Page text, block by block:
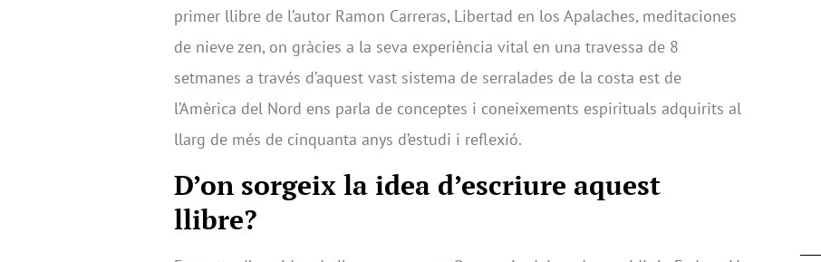
primer llibre de l’autor Ramon Carreras, Libertad en los Apalaches, meditaciones
de nieve zen, on gràcies a la seva experiència vital en una travessa de 8
setmanes a través d’aquest vast sistema de serralades de la costa est de
l’Amèrica del Nord ens parla de conceptes i coneixements espirituals adquirits al
llarg de més de cinquanta anys d’estudi i reflexió.
D’on sorgeix la idea d’escriure aquest
llibre?